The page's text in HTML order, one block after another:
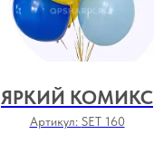
ЯРКИЙ КОМИКС
Артикул: SET 160